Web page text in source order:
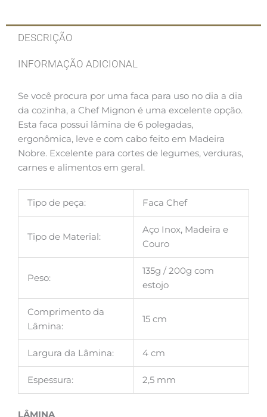
DESCRIÇÃO
INFORMAÇÃO ADICIONAL
Se você procura por uma faca para uso no dia a dia
da cozinha, a Chef Mignon é uma excelente opção.
Esta faca possui lâmina de 6 polegadas,
ergonômica, leve e com cabo feito em Madeira
Nobre. Excelente para cortes de legumes, verduras,
carnes e alimentos em geral.
Tipo de peça: Faca Chef
Tipo de Material:
Aço Inox, Madeira e
Couro
Peso:
135g / 200g com
estojo
Comprimento da
Lâmina:
15 cm
Largura da Lâmina: 4 cm
Espessura: 2,5 mm
LÂMINA